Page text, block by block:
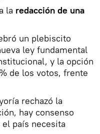
la redacción de una
un plebiscito
ley fundamental
y la opción
de los votos, frente
rechazó la
hay consenso
país necesita